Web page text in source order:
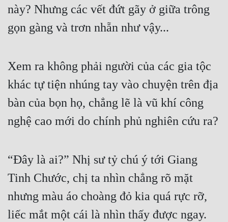
này? Nhưng các vết đứt gãy ở giữa trông
gọn gàng và trơn nhẵn như vậy...
Xem ra không phải người của các gia tộc
khác tự tiện nhúng tay vào chuyện trên địa
bàn của bọn họ, chẳng lẽ là vũ khí công
nghệ cao mới do chính phủ nghiên cứu ra?
“Đây là ai?” Nhị sư tỷ chú ý tới Giang
Tinh Chước, chị ta nhìn chẳng rõ mặt
nhưng màu áo choàng đỏ kia quá rực rỡ,
liếc mắt một cái là nhìn thấy được ngay.